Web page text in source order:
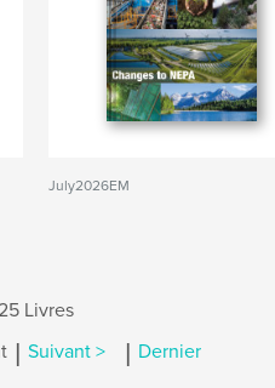
July2026EM
Livres
| Suivant > | Dernier